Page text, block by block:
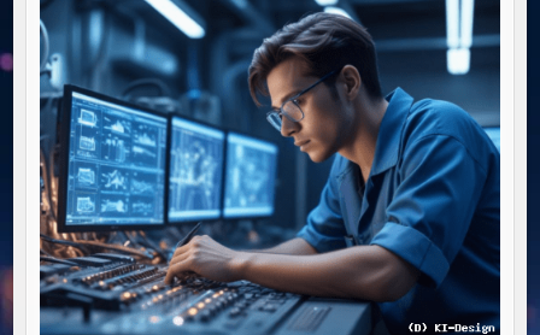
IN
DEN
WIRTSCHAFTLICHEN
NIEDERGANG